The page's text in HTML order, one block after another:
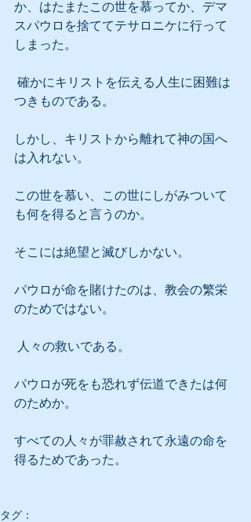
か、はたまたこの世を慕ってか、デマ
スパウロを捨ててテサロニケに行って
しまった。
つきものである。
しかし、キリストから離れて神の国へ
は入れない。
この世を慕い、この世にしがみついて
も何を得ると言うのか。
そこには絶望と滅びしかない。
パウロが命を賭けたのは、教会の繁栄
のためではない。
人々の救いである。
パウロが死をも恐れず伝道できたは何
のためか。
すべての人々が罪赦されて永遠の命を
得るためであった。
タグ：